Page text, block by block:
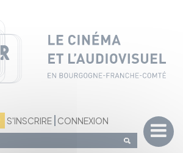
S'INSCRIRE CONNEXION